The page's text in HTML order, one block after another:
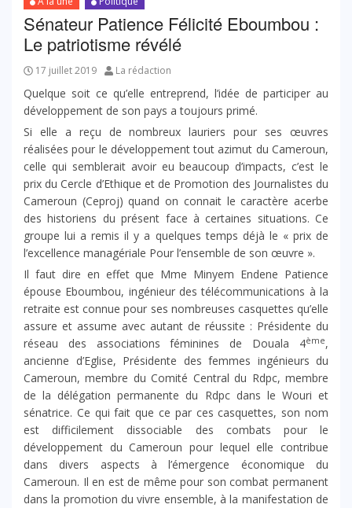
Sénateur Patience Félicité Eboumbou :
Le patriotisme révélé
17 juillet 2019 La rédaction
Quelque soit ce qu’elle entreprend, l’idée de participer au
développement de son pays a toujours primé.
Si elle a reçu de nombreux lauriers pour ses œuvres
réalisées pour le développement tout azimut du Cameroun,
celle qui semblerait avoir eu beaucoup d’impacts, c’est le
prix du Cercle d’Ethique et de Promotion des Journalistes du
Cameroun (Ceproj) quand on connait le caractère acerbe
des historiens du présent face à certaines situations. Ce
groupe lui a remis il y a quelques temps déjà le « prix de
l’excellence managériale Pour l’ensemble de son œuvre ».
Il faut dire en effet que Mme Minyem Endene Patience
épouse Eboumbou, ingénieur des télécommunications à la
retraite est connue pour ses nombreuses casquettes qu’elle
assure et assume avec autant de réussite : Présidente du
réseau des associations féminines de Douala 4ème,
ancienne d’Eglise, Présidente des femmes ingénieurs du
Cameroun, membre du Comité Central du Rdpc, membre
de la délégation permanente du Rdpc dans le Wouri et
sénatrice. Ce qui fait que ce par ces casquettes, son nom
est difficilement dissociable des combats pour le
développement du Cameroun pour lequel elle contribue
dans divers aspects à l’émergence économique du
Cameroun. Il en est de même pour son combat permanent
dans la promotion du vivre ensemble, à la manifestation de